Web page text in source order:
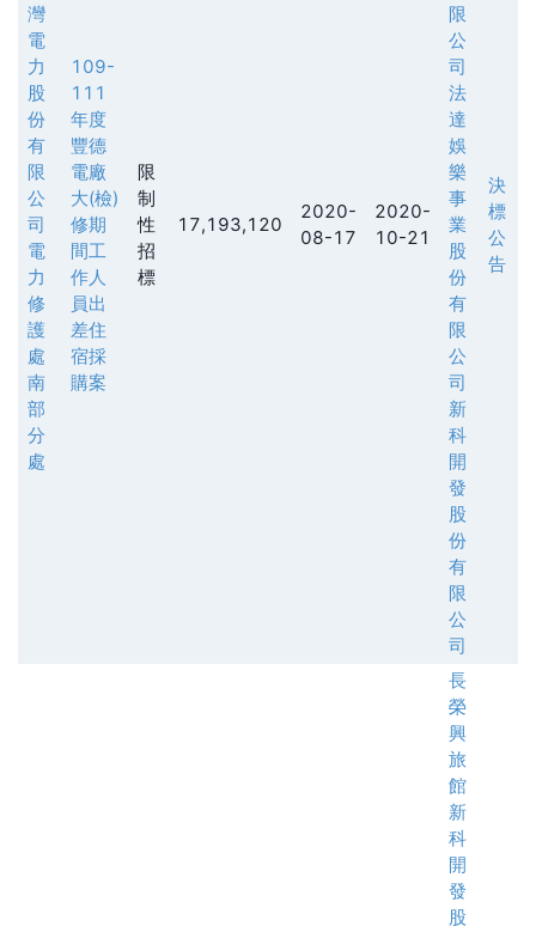
灣
電
力
股
份
有
限
公
司
電
力
修
護
處
南
部
分
處
109-
111
年度
豐德
電廠
大(檢)
修期
間工
作人
員出
差住
宿採
購案
限
制
性
招
標
17,193,120
2020-
08-17
2020-
10-21
限
公
司
法
達
娛
樂
事
業
股
份
有
限
公
司
新
科
開
發
股
份
有
限
公
司
決
標
公
告
長
榮
興
旅
館
新
科
開
發
股